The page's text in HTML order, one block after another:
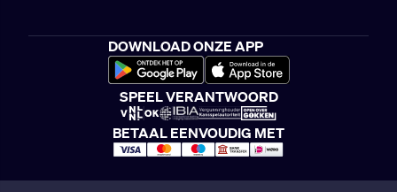
DOWNLOAD ONZE APP
SPEEL VERANTWOORD
BETAAL EENVOUDIG MET